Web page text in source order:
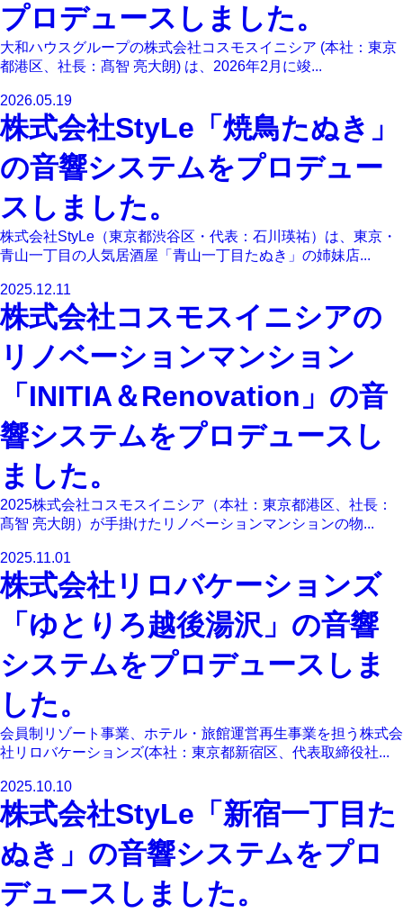
プロデュースしました。
大和ハウスグループの株式会社コスモスイニシア (本社：東京
都港区、社長：髙智 亮大朗) は、2026年2月に竣...
2026.05.19
株式会社StyLe「焼鳥たぬき」
の音響システムをプロデュー
スしました。
株式会社StyLe（東京都渋谷区・代表：石川瑛祐）は、東京・
青山一丁目の人気居酒屋「青山一丁目たぬき」の姉妹店...
2025.12.11
株式会社コスモスイニシアの
リノベーションマンション
「INITIA＆Renovation」の音
響システムをプロデュースし
ました。
2025株式会社コスモスイニシア（本社：東京都港区、社長：
髙智 亮大朗）が手掛けたリノベーションマンションの物...
2025.11.01
株式会社リロバケーションズ
「ゆとりろ越後湯沢」の音響
システムをプロデュースしま
した。
会員制リゾート事業、ホテル・旅館運営再生事業を担う株式会
社リロバケーションズ(本社：東京都新宿区、代表取締役社...
2025.10.10
株式会社StyLe「新宿一丁目た
ぬき」の音響システムをプロ
デュースしました。